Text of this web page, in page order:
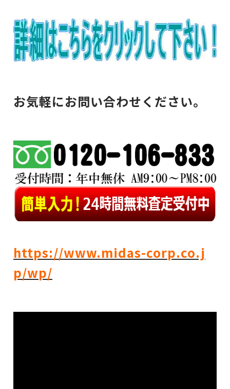
お気軽にお問い合わせください。
https://www.midas-corp.co.j
p/wp/